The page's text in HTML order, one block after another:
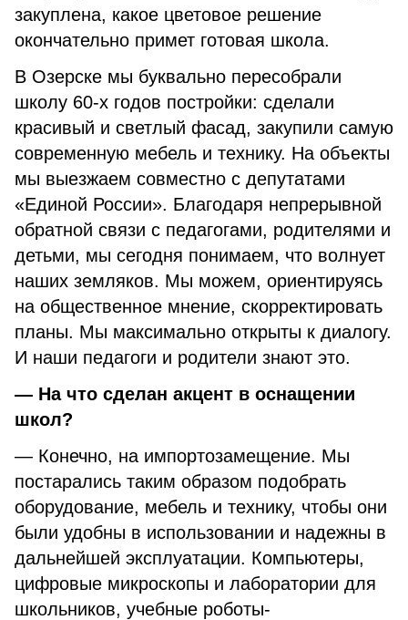
закуплена, какое цветовое решение
окончательно примет готовая школа.
В Озерске мы буквально пересобрали
школу 60-х годов постройки: сделали
красивый и светлый фасад, закупили самую
современную мебель и технику. На объекты
мы выезжаем совместно с депутатами
«Единой России». Благодаря непрерывной
обратной связи с педагогами, родителями и
детьми, мы сегодня понимаем, что волнует
наших земляков. Мы можем, ориентируясь
на общественное мнение, скорректировать
планы. Мы максимально открыты к диалогу.
И наши педагоги и родители знают это.
— На что сделан акцент в оснащении
школ?
— Конечно, на импортозамещение. Мы
постарались таким образом подобрать
оборудование, мебель и технику, чтобы они
были удобны в использовании и надежны в
дальнейшей эксплуатации. Компьютеры,
цифровые микроскопы и лаборатории для
школьников, учебные роботы-